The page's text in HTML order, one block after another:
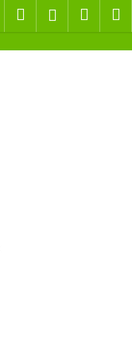
Hledat Přihlášení
košík